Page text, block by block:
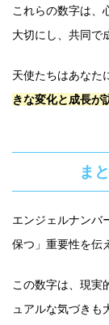
これらの数字は、
大切にし、共同で
天使たちはあなた
きな変化と成長が
ま
エンジェルナンバ
保つ」重要性を伝
この数字は、現実
ュアルな気づきも